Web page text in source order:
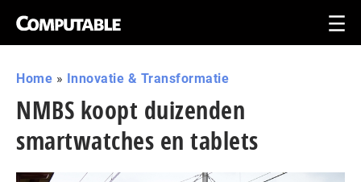
Home » Innovatie & Transformatie
NMBS koopt duizenden
smartwatches en tablets